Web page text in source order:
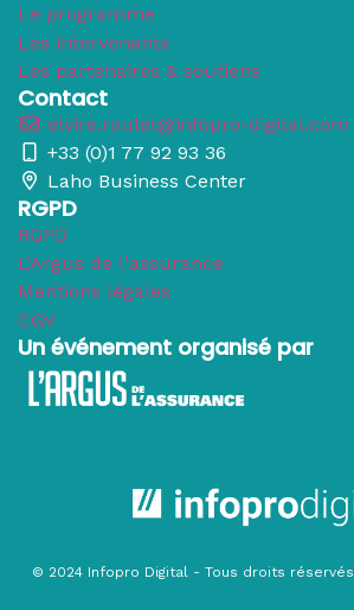
Le programme
Les intervenants
Les partenaires & soutiens
Contact
elvire.roulet@infopro-digital.com
+33 (0)1 77 92 93 36
Laho Business Center
RGPD
RGPD
L'Argus de l'assurance
Mentions légales
CGV
Un événement organisé par
© 2024 Infopro Digital - Tous droits réservés